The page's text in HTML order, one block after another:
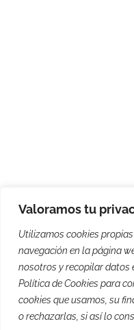
Valoramos tu
Utilizamos cookies
navegación en la página
nosotros y recopilar datos
Política de Cookies para
cookies que usamos, su
o rechazarlas, si así lo